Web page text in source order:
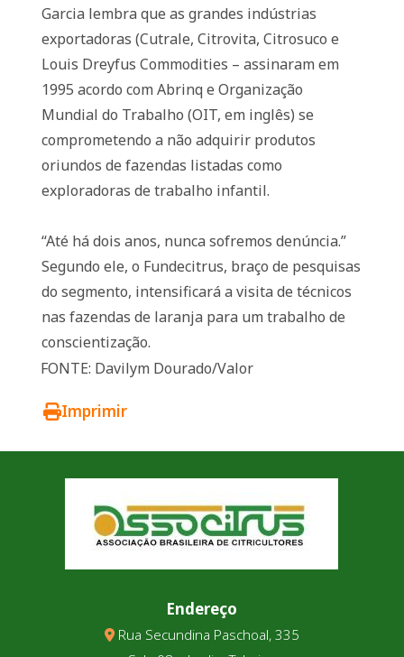
Garcia lembra que as grandes indústrias
exportadoras (Cutrale, Citrovita, Citrosuco e
Louis Dreyfus Commodities – assinaram em
1995 acordo com Abrinq e Organização
Mundial do Trabalho (OIT, em inglês) se
comprometendo a não adquirir produtos
oriundos de fazendas listadas como
exploradoras de trabalho infantil.
“Até há dois anos, nunca sofremos denúncia.”
Segundo ele, o Fundecitrus, braço de pesquisas
do segmento, intensificará a visita de técnicos
nas fazendas de laranja para um trabalho de
conscientização.
FONTE: Davilym Dourado/Valor
Imprimir
Endereço
Rua Secundina Paschoal, 335